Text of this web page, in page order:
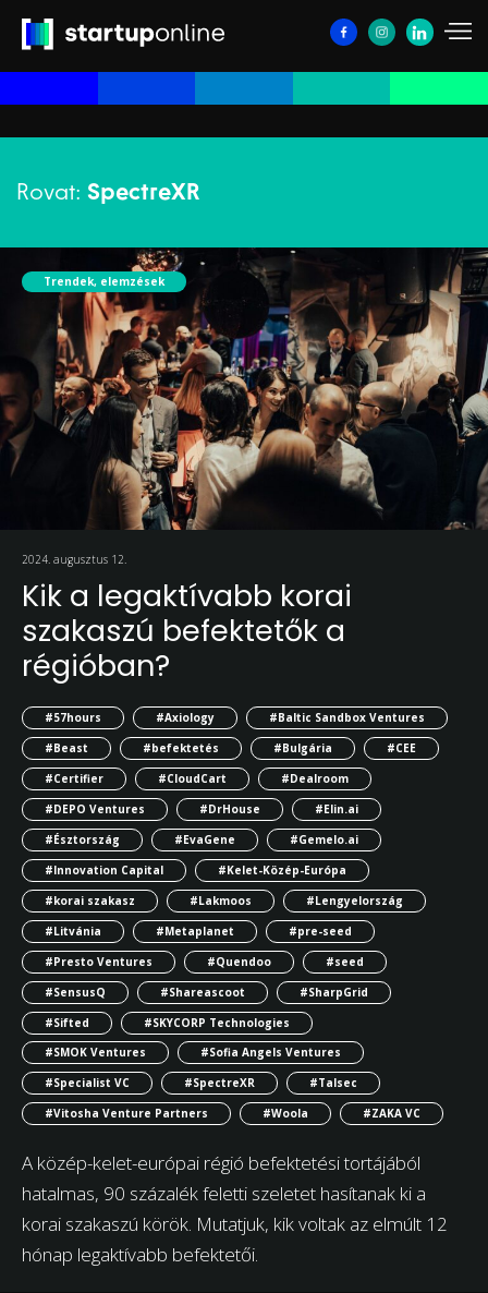
Rovat: SpectreXR
Trendek, elemzések
2024. augusztus 12.
Kik a legaktívabb korai
szakaszú befektetők a
régióban?
#57hours #Axiology
#Baltic Sandbox Ventures
#Beast
#befektetés #Bulgária
#CEE
#Certifier
#CloudCart
#Dealroom
#DEPO Ventures
#DrHouse
#Elin.ai
#Észtország
#EvaGene
#Gemelo.ai
#Innovation Capital
#Kelet-Közép-Európa
#korai szakasz
#Lakmoos
#Lengyelország
#Litvánia
#Metaplanet
#pre-seed
#Presto Ventures
#Quendoo
#seed
#SensusQ
#Shareascoot
#SharpGrid
#Sifted
#SKYCORP Technologies
#SMOK Ventures
#Sofia Angels Ventures
#Specialist VC
#SpectreXR
#Talsec
#Vitosha Venture Partners
#Woola #ZAKA VC
A közép-kelet-európai régió befektetési tortájából
hatalmas, 90 százalék feletti szeletet hasítanak ki a
korai szakaszú körök. Mutatjuk, kik voltak az elmúlt 12
hónap legaktívabb befektetői.